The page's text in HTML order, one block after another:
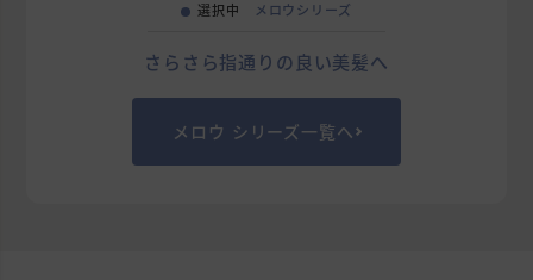
選択中 メロウシリーズ
さらさら指通りの良い美髪へ
メロウ シリーズ一覧へ